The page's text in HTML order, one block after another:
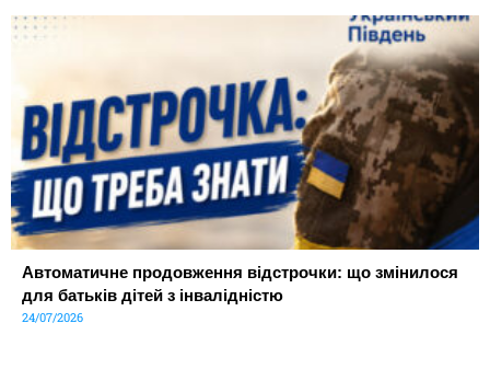
Автоматичне продовження відстрочки: що змінилося
для батьків дітей з інвалідністю
24/07/2026